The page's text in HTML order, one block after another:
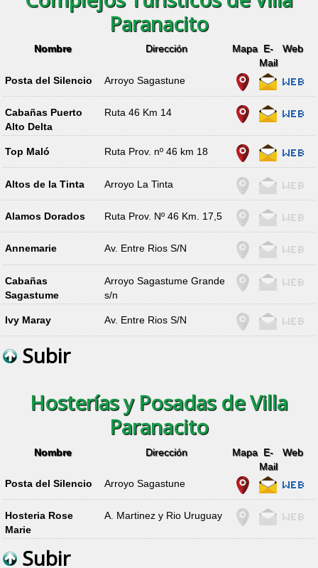
Paranacito
Nombre Dirección Mapa E-
Mail
Web
Posta del Silencio Arroyo Sagastune
Cabañas Puerto
Alto Delta
Ruta 46 Km 14
Top Maló Ruta Prov. nº 46 km 18
Altos de la Tinta Arroyo La Tinta
Alamos Dorados Ruta Prov. Nº 46 Km. 17,5
Annemarie Av. Entre Rios S/N
Cabañas
Sagastume
Arroyo Sagastume Grande
s/n
Ivy Maray Av. Entre Rios S/N
Subir
Hosterías y Posadas de Villa
Paranacito
Nombre Dirección Mapa E-
Mail
Web
Posta del Silencio Arroyo Sagastune
Hosteria Rose
Marie
A. Martinez y Rio Uruguay
Subir